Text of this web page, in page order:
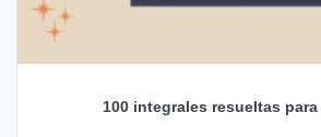
100 integrales resueltas